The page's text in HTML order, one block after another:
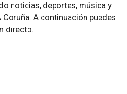
noticias, deportes, música y
A continuación puedes
directo.